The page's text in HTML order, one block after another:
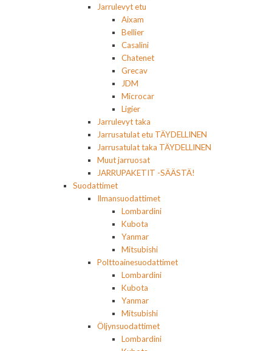
Jarrulevyt etu
Aixam
Bellier
Casalini
Chatenet
Grecav
JDM
Microcar
Ligier
Jarrulevyt taka
Jarrusatulat etu TÄYDELLINEN
Jarrusatulat taka TÄYDELLINEN
Muut jarruosat
JARRUPAKETIT -SÄÄSTÄ!
Suodattimet
Ilmansuodattimet
Lombardini
Kubota
Yanmar
Mitsubishi
Polttoainesuodattimet
Lombardini
Kubota
Yanmar
Mitsubishi
Öljynsuodattimet
Lombardini